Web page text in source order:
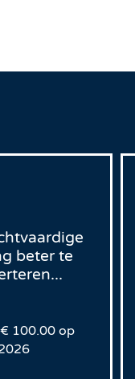
beter te
€ 100.00 op